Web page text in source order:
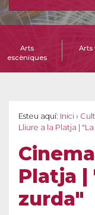
Arts
escèniques
Arts
Esteu aquí: Inici ›
Lliure a la Platja |
Platja |
zurda"